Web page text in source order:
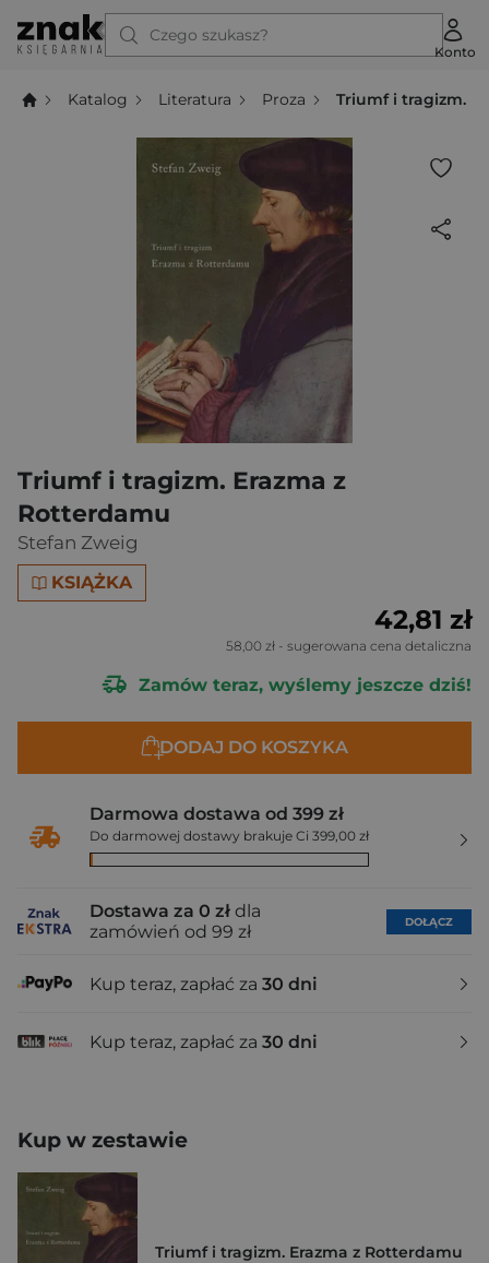
Czego szukasz?
Konto
Katalog Literatura Proza Triumf i tragizm.
Triumf i tragizm. Erazma z
Rotterdamu
Stefan Zweig
KSIĄŻKA
42,81 zł
58,00 zł - sugerowana cena detaliczna
Zamów teraz, wyślemy jeszcze dziś!
DODAJ DO KOSZYKA
Darmowa dostawa od 399 zł
Do darmowej dostawy brakuje Ci 399,00 zł
Dostawa za 0 zł dla
zamówień od 99 zł
DOŁĄCZ
Kup teraz, zapłać za 30 dni
Kup teraz, zapłać za 30 dni
Kup w zestawie
Triumf i tragizm. Erazma z Rotterdamu